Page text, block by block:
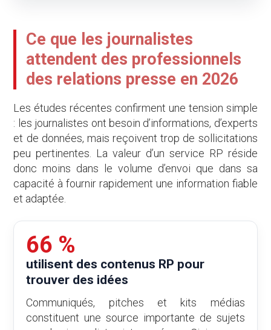
Ce que les journalistes
attendent des professionnels
des relations presse en 2026
Les études récentes confirment une tension simple
: les journalistes ont besoin d’informations, d’experts
et de données, mais reçoivent trop de sollicitations
peu pertinentes. La valeur d’un service RP réside
donc moins dans le volume d’envoi que dans sa
capacité à fournir rapidement une information fiable
et adaptée.
66 %
utilisent des contenus RP pour
trouver des idées
Communiqués, pitches et kits médias
constituent une source importante de sujets